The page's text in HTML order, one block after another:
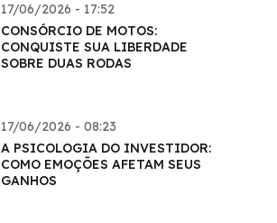
17/06/2026 - 17:52
CONSÓRCIO DE MOTOS:
CONQUISTE SUA LIBERDADE
SOBRE DUAS RODAS
17/06/2026 - 08:23
A PSICOLOGIA DO INVESTIDOR:
COMO EMOÇÕES AFETAM SEUS
GANHOS